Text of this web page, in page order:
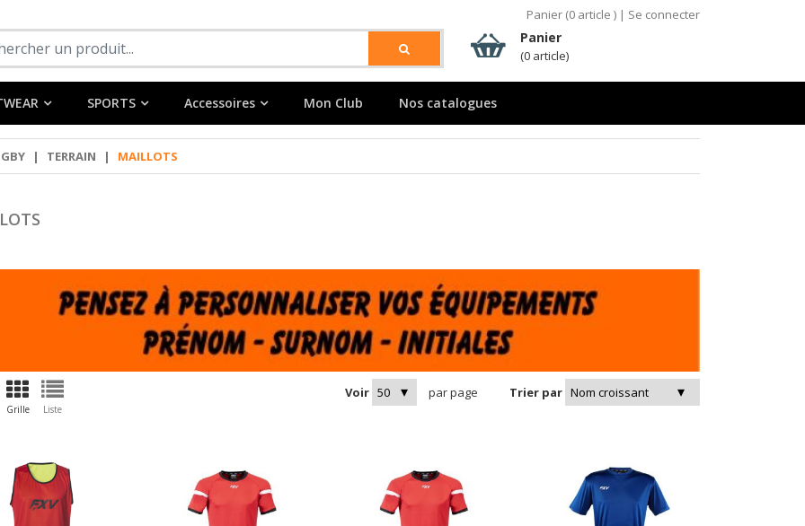
Panier (0 article ) | Se connecter
Panier
(0 article)
SPORTS Accessoires Mon Club Nos catalogues
| TERRAIN | MAILLOTS
Grille Liste
Voir par page Trier par